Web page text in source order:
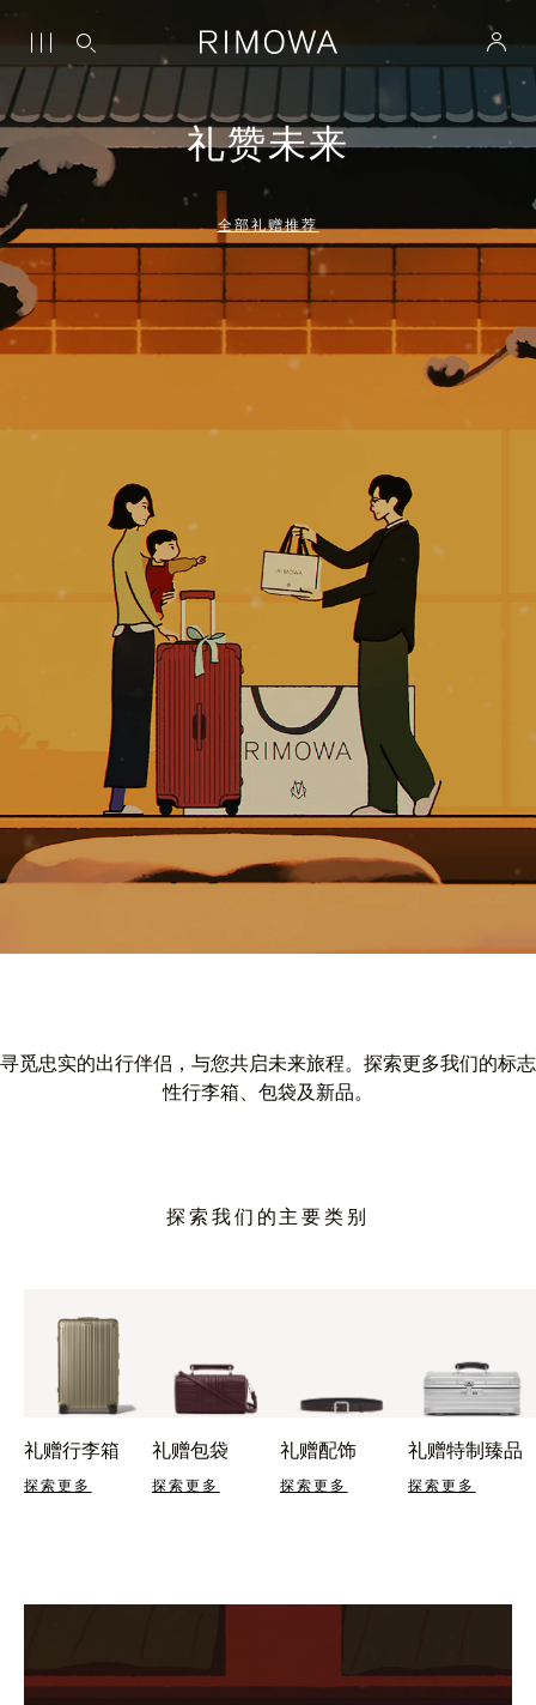
礼赞未来
全部礼赠推荐
寻觅忠实的出行伴侣，与您共启未来旅程。探索更多我们的标志
性行李箱、包袋及新品。
探索我们的主要类别
礼赠行李箱
探索更多
礼赠包袋
探索更多
礼赠配饰
探索更多
礼赠特制臻品
探索更多